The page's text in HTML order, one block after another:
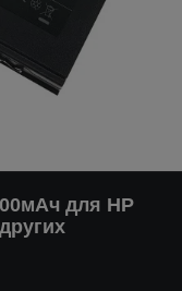
для HP